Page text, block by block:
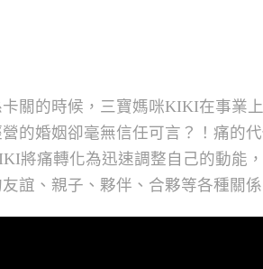
關的時候，三寶媽咪KIKI在事業
的婚姻卻毫無信任可言？！痛的
將痛轉化為迅速調整自己的動能
誼、親子、夥伴、合夥等各種關係